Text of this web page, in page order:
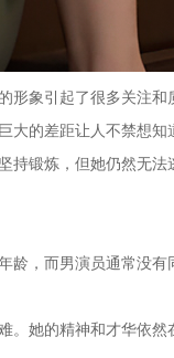
形象引起了很多关注和
的差距让人不禁想知
锻炼，但她仍然无法
龄，而男演员通常没有
她的精神和才华依然